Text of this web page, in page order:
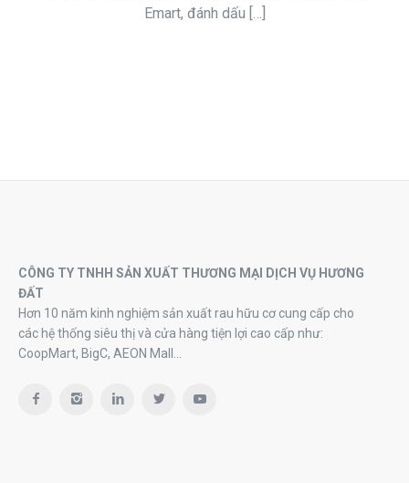
Emart, đánh dấu […]
CÔNG TY TNHH SẢN XUẤT THƯƠNG MẠI DỊCH VỤ HƯƠNG
ĐẤT
Hơn 10 năm kinh nghiệm sản xuất rau hữu cơ cung cấp cho
các hệ thống siêu thị và cửa hàng tiện lợi cao cấp như:
CoopMart, BigC, AEON Mall…